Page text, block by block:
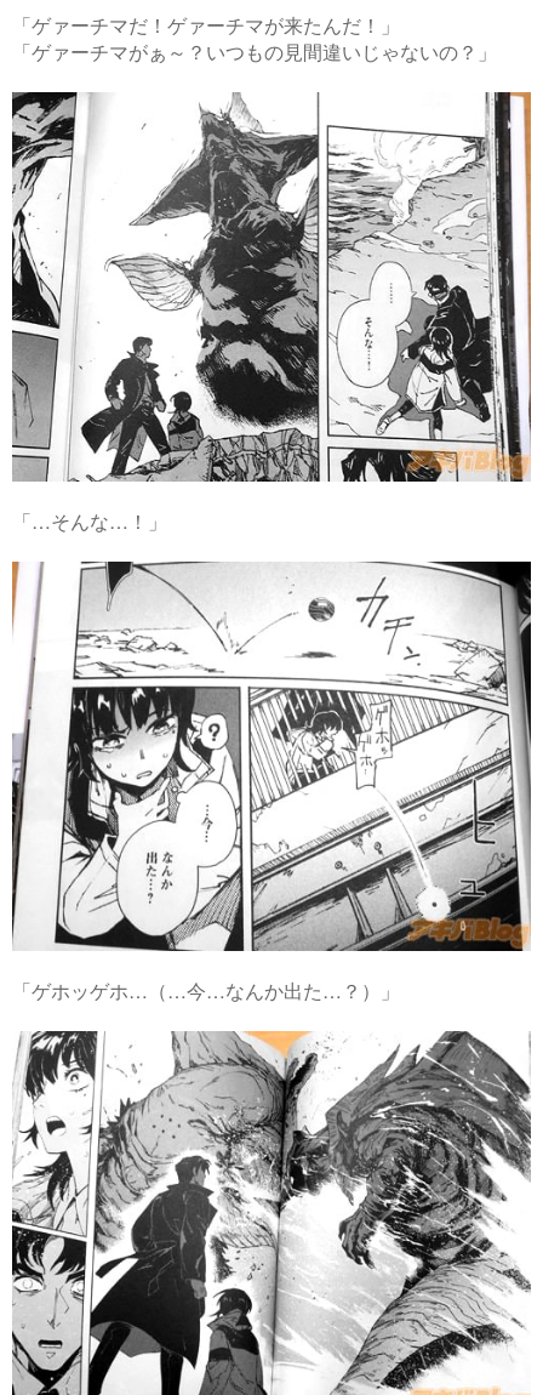
「ゲァーチマだ！ゲァーチマが来たんだ！」
「ゲァーチマがぁ～？いつもの見間違いじゃないの？」
「…そんな…！」
「ゲホッゲホ…（…今…なんか出た…？）」